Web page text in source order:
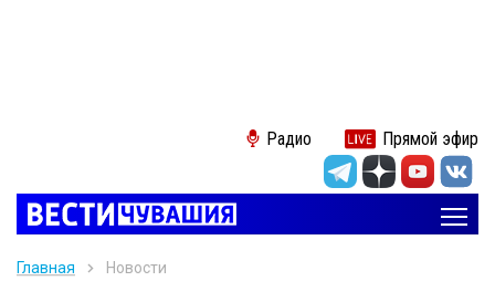
Радио Прямой эфир
Главная Новости